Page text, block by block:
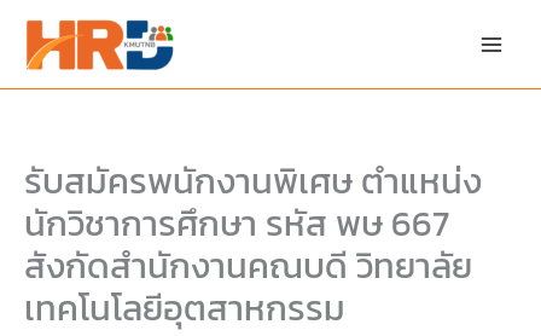
content
รับสมัครพนักงานพิเศษ ตำแหน่ง
นักวิชาการศึกษา รหัส พษ 667
สังกัดสำนักงานคณบดี วิทยาลัย
เทคโนโลยีอุตสาหกรรม
PDF